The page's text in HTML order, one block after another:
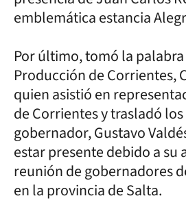
emblemática estancia
Por último, tomó la
Producción de Corrientes,
quien asistió en
de Corrientes y trasladó
gobernador, Gustavo
estar presente debido a su
reunión de gobernadores
en la provincia de Salta.